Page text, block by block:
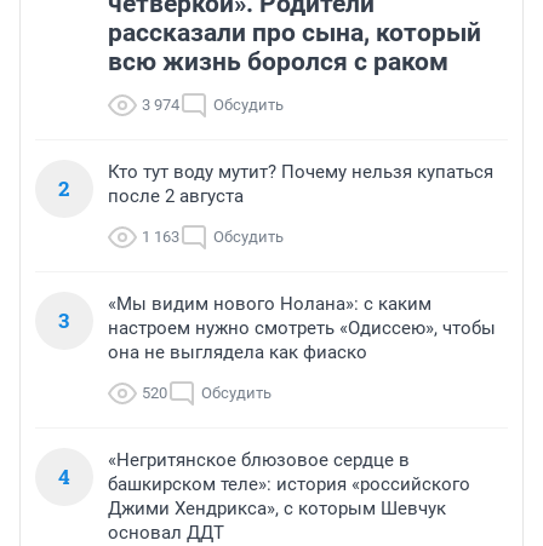
рассказали про сына, который
всю жизнь боролся с раком
3 974 Обсудить
2
Кто тут воду мутит? Почему нельзя купаться
после 2 августа
1 163 Обсудить
3
«Мы видим нового Нолана»: с каким
настроем нужно смотреть «Одиссею», чтобы
она не выглядела как фиаско
520 Обсудить
4
«Негритянское блюзовое сердце в
башкирском теле»: история «российского
Джими Хендрикса», с которым Шевчук
основал ДДТ